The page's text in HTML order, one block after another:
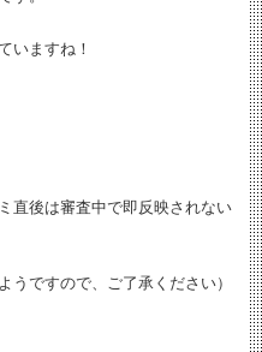
いますね！
直後は審査中で即反映されない
うですので、ご了承ください）